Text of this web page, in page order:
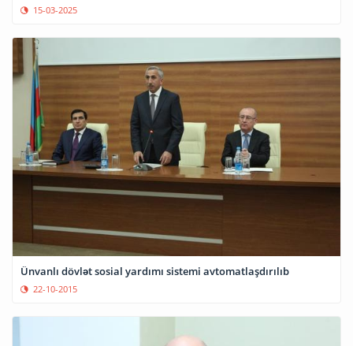
15-03-2025
Ünvanlı dövlət sosial yardımı sistemi avtomatlaşdırılıb
22-10-2015